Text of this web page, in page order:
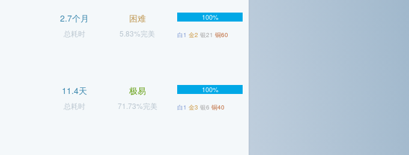
2.7个月
总耗时
困难
5.83%完美
100%
白1 金2 银21 铜60
11.4天
总耗时
极易
71.73%完美
100%
白1 金3 银6 铜40